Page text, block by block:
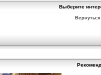
Выберите
Вернуться